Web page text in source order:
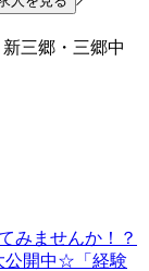
三郷・三郷中
みませんか！？
公開中☆「経験